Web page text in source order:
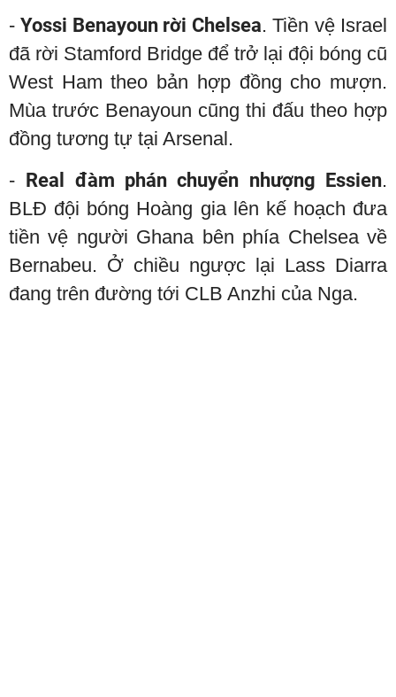
-Yossi Benayoun rời Chelsea. Tiền vệ Israel
đã rời Stamford Bridge để trở lại đội bóng cũ
West Ham theo bản hợp đồng cho mượn.
Mùa trước Benayoun cũng thi đấu theo hợp
đồng tương tự tại Arsenal.
- Real đàm phán chuyển nhượng Essien.
BLĐ đội bóng Hoàng gia lên kế hoạch đưa
tiền vệ người Ghana bên phía Chelsea về
Bernabeu. Ở chiều ngược lại Lass Diarra
đang trên đường tới CLB Anzhi của Nga.